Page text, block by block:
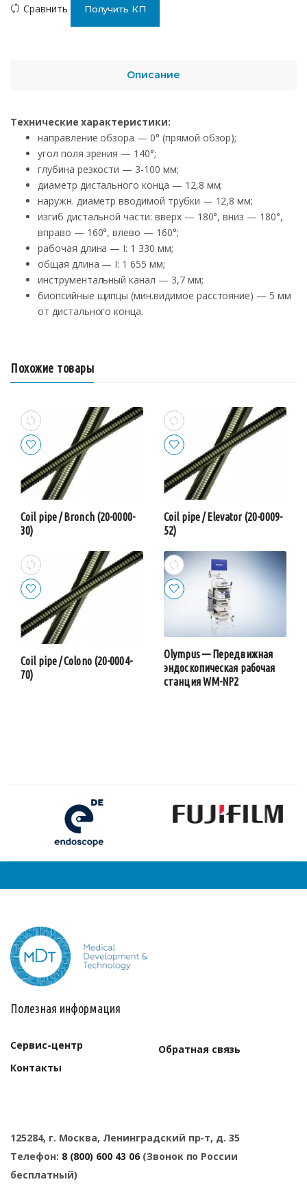
Сравнить Получить КП
Описание
Технические характеристики:
направление обзора — 0° (прямой обзор);
угол поля зрения — 140°;
глубина резкости — 3-100 мм;
диаметр дистального конца — 12,8 мм;
наружн. диаметр вводимой трубки — 12,8 мм;
изгиб дистальной части: вверх — 180°, вниз — 180°,
вправо — 160°, влево — 160°;
рабочая длина — I: 1 330 мм;
общая длина — I: 1 655 мм;
инструментальный канал — 3,7 мм;
биопсийные щипцы (мин.видимое расстояние) — 5 мм
от дистального конца.
Похожие товары
Coil pipe / Bronch (20-0000-
30)
Coil pipe / Elevator (20-0009-
52)
Coil pipe / Colono (20-0004-
70)
Olympus — Передвижная
эндоскопическая рабочая
станция WM-NP2
Полезная информация
Сервис-центр
Контакты
Обратная связь
125284, г. Москва, Ленинградский пр-т, д. 35
Телефон: 8 (800) 600 43 06(Звонок по России
бесплатный)